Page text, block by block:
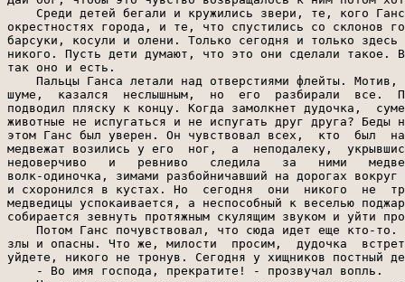
Среди детей бегали и кружились звери, те, кого
окрестностях города, и те, что спустились со склонов
барсуки, косули и олени. Только сегодня и только
никого. Пусть дети думают, что это они сделали такое.
так оно и есть.
Пальцы Ганса летали над отверстиями флейты. Мотив,
шуме,  казался  неслышным,  но  его  разбирали  все.
подводил пляску к концу. Когда замолкнет дудочка,
животные не испугаться и не испугать друг друга?
этом Ганс был уверен. Он чувствовал всех,  кто  был
медвежат возились у его  ног,  а  неподалеку,
недоверчиво   и   ревниво   следила   за   ними
волк-одиночка, зимами разбойничавший на дорогах
и схоронился в кустах. Но  сегодня  они  никого  не
медведицы успокаивается, а неспособный к веселью
собирается зевнуть протяжным скулящим звуком и уйти
Потом Ганс почувствовал, что сюда идет еще кто-то.
злы и опасны. Что же, милости  просим,  дудочка
уйдете, никого не тронув. Сегодня у хищников постный
    - Во имя господа, прекратите! - прозвучал вопль.